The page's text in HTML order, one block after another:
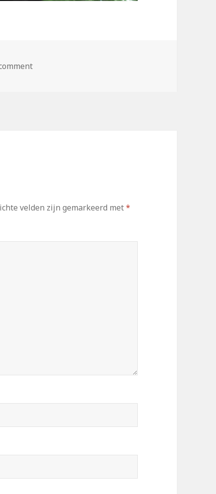
velden zijn gemarkeerd met*